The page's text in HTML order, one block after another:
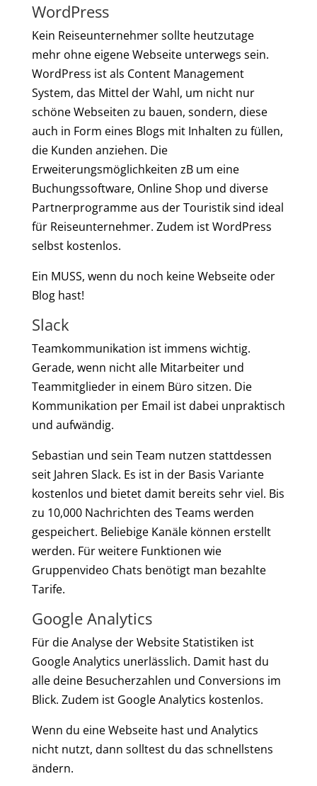
WordPress
Kein Reiseunternehmer sollte heutzutage
mehr ohne eigene Webseite unterwegs sein.
WordPress ist als Content Management
System, das Mittel der Wahl, um nicht nur
schöne Webseiten zu bauen, sondern, diese
auch in Form eines Blogs mit Inhalten zu füllen,
die Kunden anziehen. Die
Erweiterungsmöglichkeiten zB um eine
Buchungssoftware, Online Shop und diverse
Partnerprogramme aus der Touristik sind ideal
für Reiseunternehmer. Zudem ist WordPress
selbst kostenlos.
Ein MUSS, wenn du noch keine Webseite oder
Blog hast!
Slack
Teamkommunikation ist immens wichtig.
Gerade, wenn nicht alle Mitarbeiter und
Teammitglieder in einem Büro sitzen. Die
Kommunikation per Email ist dabei unpraktisch
und aufwändig.
Sebastian und sein Team nutzen stattdessen
seit Jahren Slack. Es ist in der Basis Variante
kostenlos und bietet damit bereits sehr viel. Bis
zu 10,000 Nachrichten des Teams werden
gespeichert. Beliebige Kanäle können erstellt
werden. Für weitere Funktionen wie
Gruppenvideo Chats benötigt man bezahlte
Tarife.
Google Analytics
Für die Analyse der Website Statistiken ist
Google Analytics unerlässlich. Damit hast du
alle deine Besucherzahlen und Conversions im
Blick. Zudem ist Google Analytics kostenlos.
Wenn du eine Webseite hast und Analytics
nicht nutzt, dann solltest du das schnellstens
ändern.